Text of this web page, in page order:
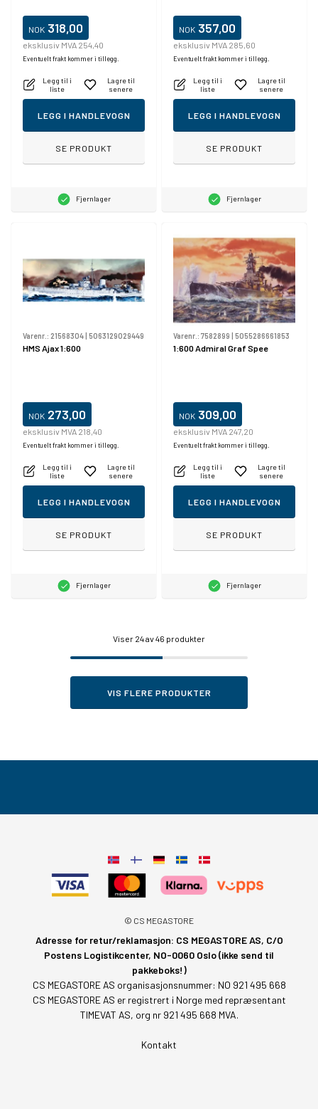
NOK 318,00
eksklusiv MVA 254,40
Eventuelt frakt kommer i tillegg.
Legg til i
liste
Lagre til
senere
LEGG I HANDLEVOGN
SE PRODUKT
Fjernlager
NOK 357,00
eksklusiv MVA 285,60
Eventuelt frakt kommer i tillegg.
Legg til i
liste
Lagre til
senere
LEGG I HANDLEVOGN
SE PRODUKT
Fjernlager
Varenr.: 21568304| 5063129029449
HMS Ajax 1:600
NOK 273,00
eksklusiv MVA 218,40
Eventuelt frakt kommer i tillegg.
Legg til i
liste
Lagre til
senere
LEGG I HANDLEVOGN
SE PRODUKT
Fjernlager
Varenr.: 7582899 | 5055286661853
1:600 Admiral Graf Spee
NOK 309,00
eksklusiv MVA 247,20
Eventuelt frakt kommer i tillegg.
Legg til i
liste
Lagre til
senere
LEGG I HANDLEVOGN
SE PRODUKT
Fjernlager
Viser 24av 46 produkter
VIS FLERE PRODUKTER
© CS MEGASTORE
Adresse for retur/reklamasjon: CS MEGASTORE AS, C/O
Postens Logistikcenter, NO-0060 Oslo (ikke send til
pakkeboks!)
CS MEGASTORE AS organisasjonsnummer: NO 921 495 668
CS MEGASTORE AS er registrert i Norge med repræsentant
TIMEVAT AS, org nr 921 495 668 MVA.
Kontakt